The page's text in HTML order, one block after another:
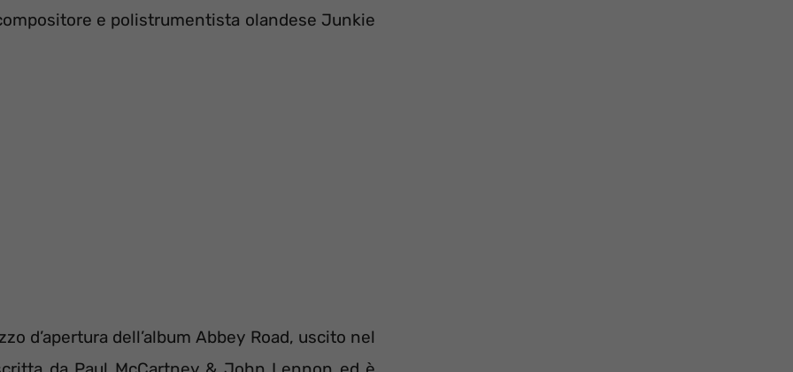
e polistrumentista olandese Junkie
d’apertura dell’album Abbey Road, uscito nel